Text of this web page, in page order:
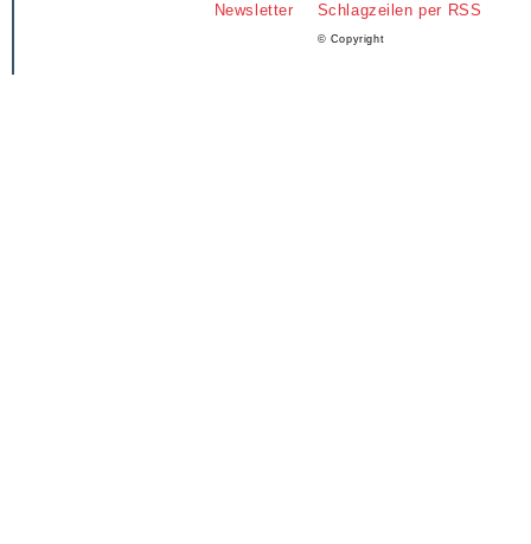
Newsletter Schlagzeilen per RSS
© Copyright